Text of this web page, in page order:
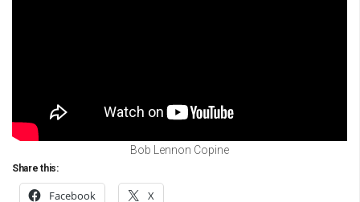
Bob Lennon Copine
Share this:
Facebook X